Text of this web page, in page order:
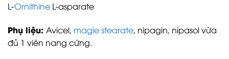
L-Ornithine L-asparate
Phụ liệu: Avicel, magie stearate, nipagin, nipasol vừa
đủ 1 viên nang cứng.